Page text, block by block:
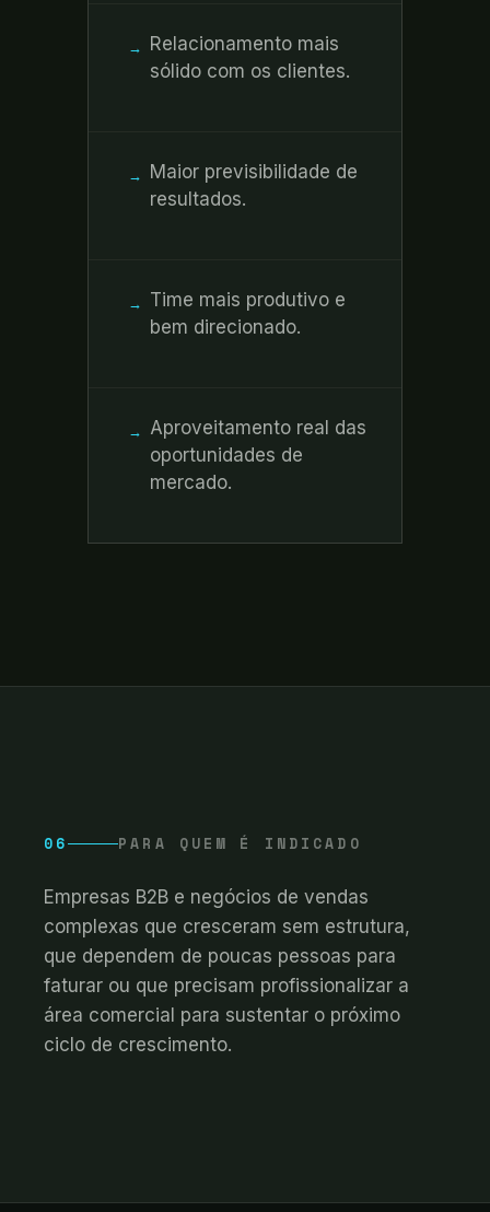
→
Relacionamento mais
sólido com os clientes.
→
Maior previsibilidade de
resultados.
→
Time mais produtivo e
bem direcionado.
→
Aproveitamento real das
oportunidades de
mercado.
06 PARA QUEM É INDICADO
Empresas B2B e negócios de vendas
complexas que cresceram sem estrutura,
que dependem de poucas pessoas para
faturar ou que precisam profissionalizar a
área comercial para sustentar o próximo
ciclo de crescimento.